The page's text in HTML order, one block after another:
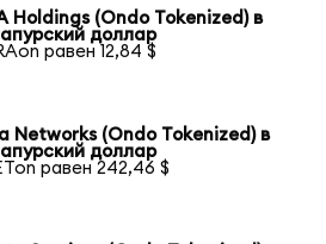
Holdings (Ondo Tokenized) в
доллар
равен 12,84 $
Networks (Ondo Tokenized) в
доллар
равен 242,46 $